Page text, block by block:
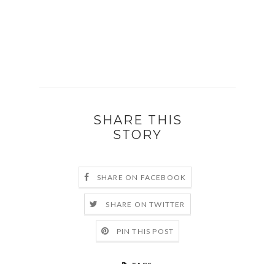
SHARE THIS
STORY
SHARE ON FACEBOOK
SHARE ON TWITTER
PIN THIS POST